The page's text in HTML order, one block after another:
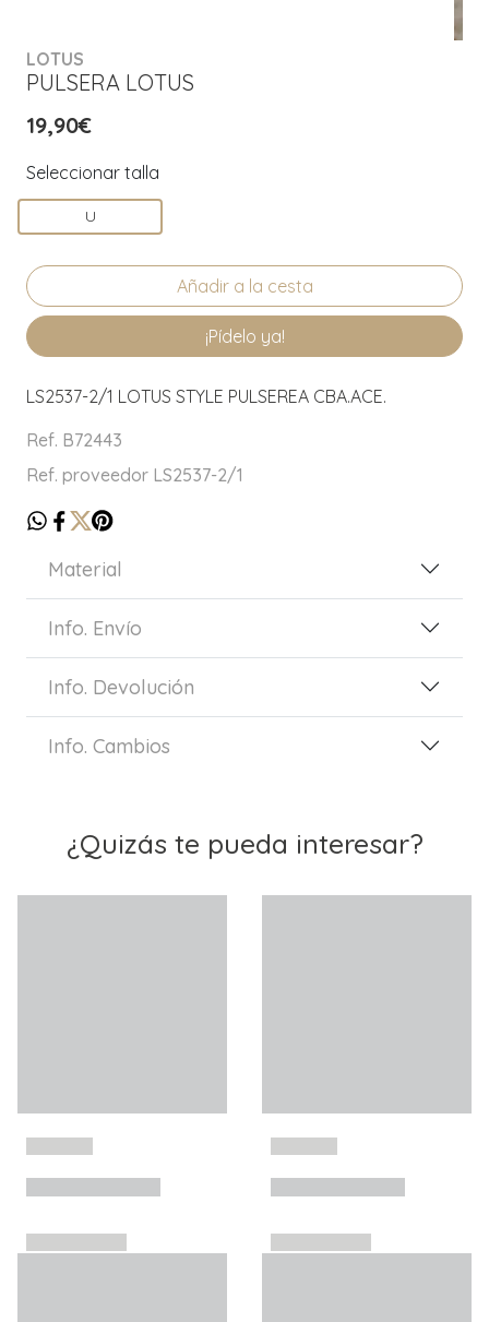
LOTUS
PULSERA LOTUS
19,90€
Seleccionar talla
U
¡Pídelo ya!
LS2537-2/1 LOTUS STYLE PULSEREA CBA.ACE.
Ref. B72443
Ref. proveedor LS2537-2/1
Material
Info. Envío
Info. Devolución
Info. Cambios
¿Quizás te pueda interesar?